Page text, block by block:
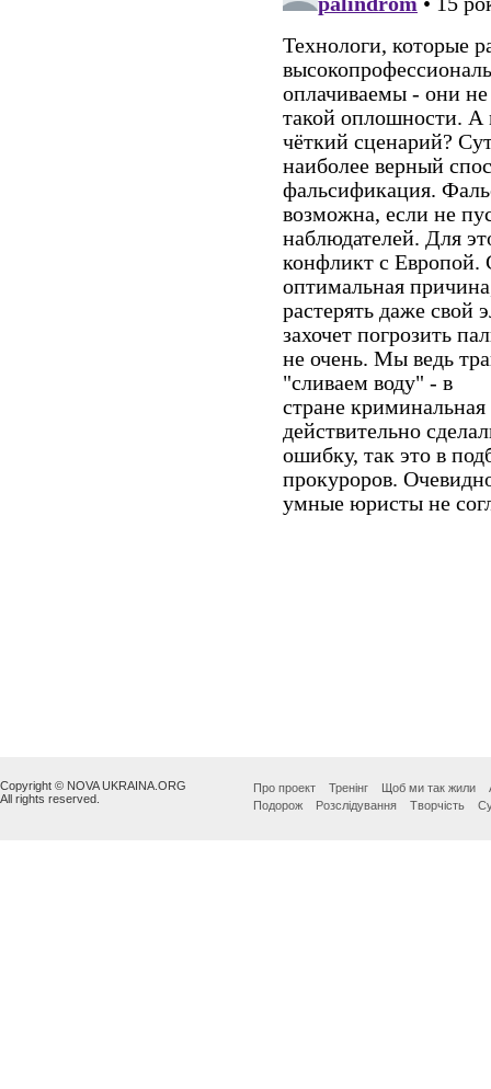
Copyright © NOVA UKRAINA.ORG
All rights reserved.
Про проект Тренінг Щоб ми так жили
Подорож
Розслідування Творчість